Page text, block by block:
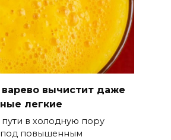
вычистит даже
легкие
в холодную пору
под повышенным